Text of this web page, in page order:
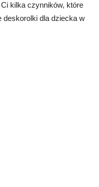
kilka czynników, które
deskorolki dla dziecka w